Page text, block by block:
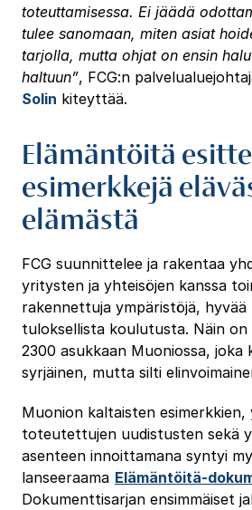
toteuttamisessa. Ei jäädä
tulee sanomaan, miten asiat
tarjolla, mutta ohjat on ensin
haltuun”, FCG:n
Solin kiteyttää.
Elämäntöitä
esimerkkejä
elämästä
FCG suunnittelee ja rakentaa
yritysten ja yhteisöjen kanssa
rakennettuja ympäristöjä, hyvää
tuloksellista koulutusta. Näin
2300 asukkaan Muoniossa, joka
syrjäinen, mutta silti
Muonion kaltaisten esimerkkien,
toteutettujen uudistusten sekä
asenteen innoittamana syntyi
lanseeraama Elämäntöitä-
Dokumenttisarjan ensimmäiset